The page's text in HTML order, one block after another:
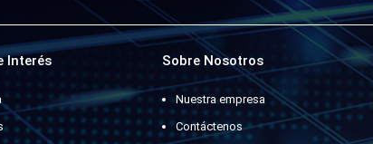
Interés Sobre Nosotros
Nuestra empresa
Contáctenos